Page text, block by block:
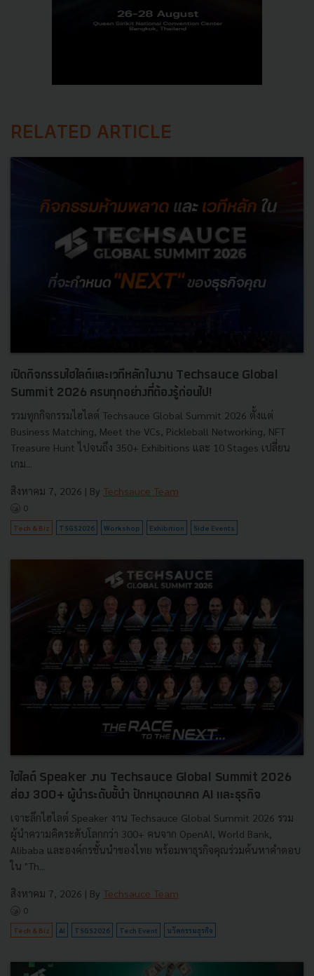
RELATED ARTICLE
เปิดกิจกรรมไฮไลต์และเวทีหลักในงาน Techsauce Global
Summit 2026 ครบทุกอย่างที่ต้องรู้ก่อนไป!
รวมทุกกิจกรรมไฮไลต์ Techsauce Global Summit 2026 ตั้งแต่
Business Matching, Meet the VCs, Pickleball Networking, NFT
Treasure Hunt ไปจนถึง 350+ Exhibitions และ 10 Stages เปลี่ยน
เกม...
สิงหาคม 7, 2026 | By Techsauce Team
0
Tech & Biz TSGS2026 Workshop Exhibition Side Events
ไฮไลต์ Speaker งาน Techsauce Global Summit 2026
ส่อง 300+ ผู้นำระดับชั้นำ ปักหมุดอนาคต AI และธุรกิจ
เจาะลึกไฮไลต์ Speaker งาน Techsauce Global Summit 2026 รวม
ผู้นำความคิดระดับโลกกว่า 300+ คนจาก OpenAI, World Bank,
Alibaba และองค์กรชั้นนำของไทย พร้อมพาธุรกิจคุณร่วมค้นหาคำตอบ
ใน "Th...
สิงหาคม 7, 2026 | By Techsauce Team
0
Tech & Biz AI TSGS2026 Tech Event นวัตกรรมธุรกิจ